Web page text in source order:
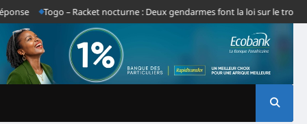
Togo – Racket nocturne : Deux gendarmes font la loi sur le tronçon